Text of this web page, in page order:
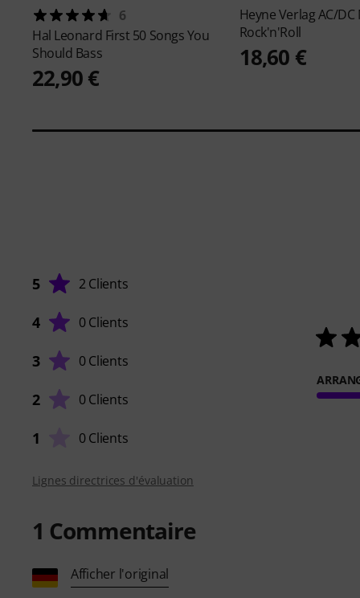
6
Hal Leonard First 50 Songs You
Should Bass
22,90 €
Heyne VerlagAC/
Rock'n'Roll
18,60 €
5 2 Clients
4 0 Clients
3 0 Clients
2 0 Clients
1 0 Clients
Lignes directrices d'évaluation
1 Commentaire
Afficher l'original